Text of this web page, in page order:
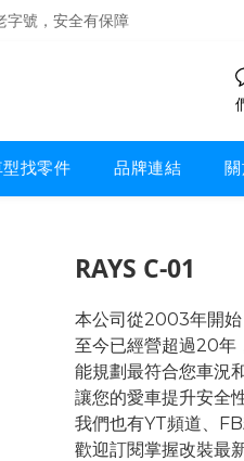
，建議購買之前先詢問貨況
字號，安全有保障
型找零件 品牌連結
RAYS C-01
本公司從2003年開始
至今已經營超過20年
能規劃最符合您車況
讓您的愛車提升安全
我們也有YT頻道、
歡迎訂閱掌握改裝最